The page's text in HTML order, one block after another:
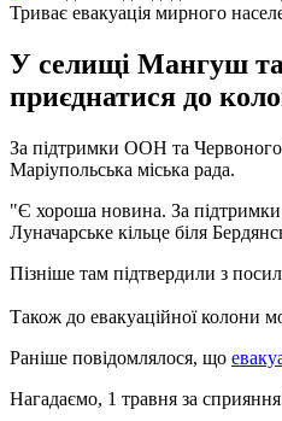
Триває евакуація мирного
У селищі Мангуш та
приєднатися до
За підтримки ООН та Червоного
Маріупольська міська рада.
"Є хороша новина. За підтримки
Луначарське кільце біля
Пізніше там підтвердили з
Також до евакуаційної колони
Раніше повідомлялося, що
Нагадаємо, 1 травня за